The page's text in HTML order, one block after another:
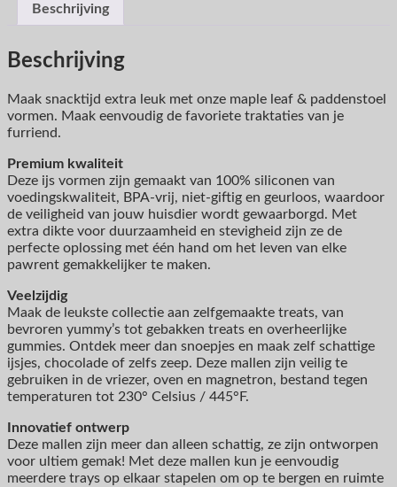
Beschrijving
Beschrijving
Maak snacktijd extra leuk met onze maple leaf & paddenstoel
vormen. Maak eenvoudig de favoriete traktaties van je
furriend.
Premium kwaliteit
Deze ijs vormen zijn gemaakt van 100% siliconen van
voedingskwaliteit, BPA-vrij, niet-giftig en geurloos, waardoor
de veiligheid van jouw huisdier wordt gewaarborgd. Met
extra dikte voor duurzaamheid en stevigheid zijn ze de
perfecte oplossing met één hand om het leven van elke
pawrent gemakkelijker te maken.
Veelzijdig
Maak de leukste collectie aan zelfgemaakte treats, van
bevroren yummy’s tot gebakken treats en overheerlijke
gummies. Ontdek meer dan snoepjes en maak zelf schattige
ijsjes, chocolade of zelfs zeep. Deze mallen zijn veilig te
gebruiken in de vriezer, oven en magnetron, bestand tegen
temperaturen tot 230° Celsius / 445°F.
Innovatief ontwerp
Deze mallen zijn meer dan alleen schattig, ze zijn ontworpen
voor ultiem gemak! Met deze mallen kun je eenvoudig
meerdere trays op elkaar stapelen om op te bergen en ruimte